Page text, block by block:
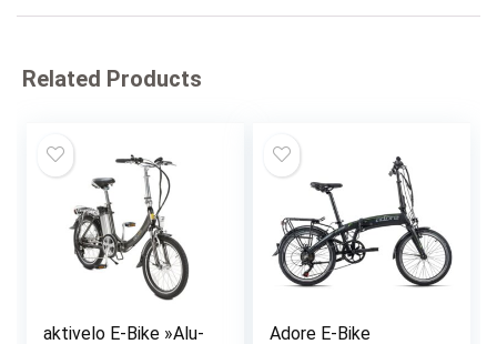
Related Products
aktivelo E-Bike »Alu- Adore E-Bike